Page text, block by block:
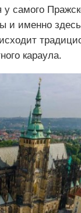
у самого
и именно
караула.